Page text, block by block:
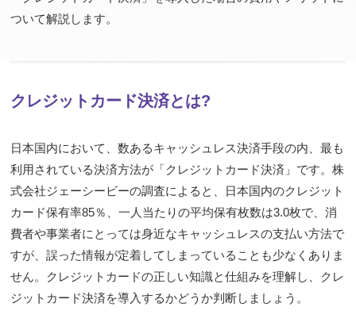
ついて解説します。
クレジットカード決済とは?
日本国内において、数あるキャッシュレス決済手段の内、最も
利用されている決済方法が「クレジットカード決済」です。株
式会社ジェーシービーの調査によると、日本国内のクレジット
カード保有率85％、一人当たりの平均保有枚数は3.0枚で、消
費者や事業者にとっては身近なキャッシュレスの支払い方法で
すが、誤った情報が定着してしまっていることも少なくありま
せん。クレジットカードの正しい知識と仕組みを理解し、クレ
ジットカード決済を導入するかどうか判断しましょう。